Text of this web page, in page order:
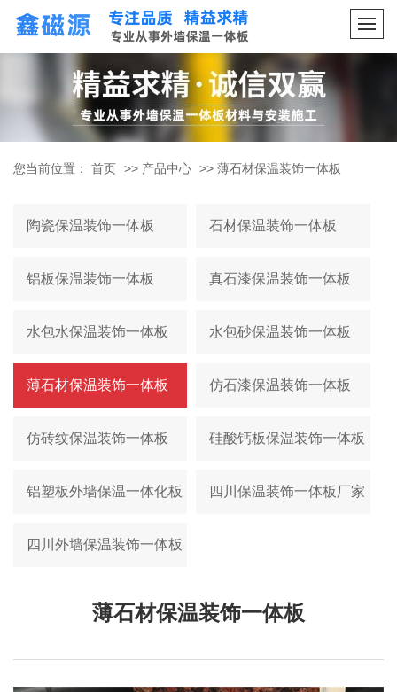
您当前位置： 首页 >> 产品中心 >> 薄石材保温装饰一体板
陶瓷保温装饰一体板 石材保温装饰一体板
铝板保温装饰一体板 真石漆保温装饰一体板
水包水保温装饰一体板 水包砂保温装饰一体板
薄石材保温装饰一体板 仿石漆保温装饰一体板
仿砖纹保温装饰一体板 硅酸钙板保温装饰一体板
铝塑板外墙保温一体化板 四川保温装饰一体板厂家
四川外墙保温装饰一体板
薄石材保温装饰一体板